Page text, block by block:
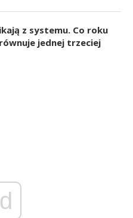
z systemu. Co roku
jednej trzeciej